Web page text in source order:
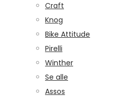
Craft
Knog
Bike Attitude
Pirelli
Winther
Se alle
Assos